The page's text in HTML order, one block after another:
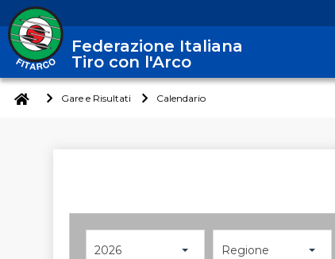
Federazione Italiana
Tiro con l'Arco
Gare e Risultati Calendario
2026 Regione